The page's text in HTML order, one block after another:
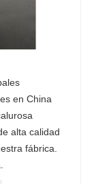
en China
alta calidad
fábrica.